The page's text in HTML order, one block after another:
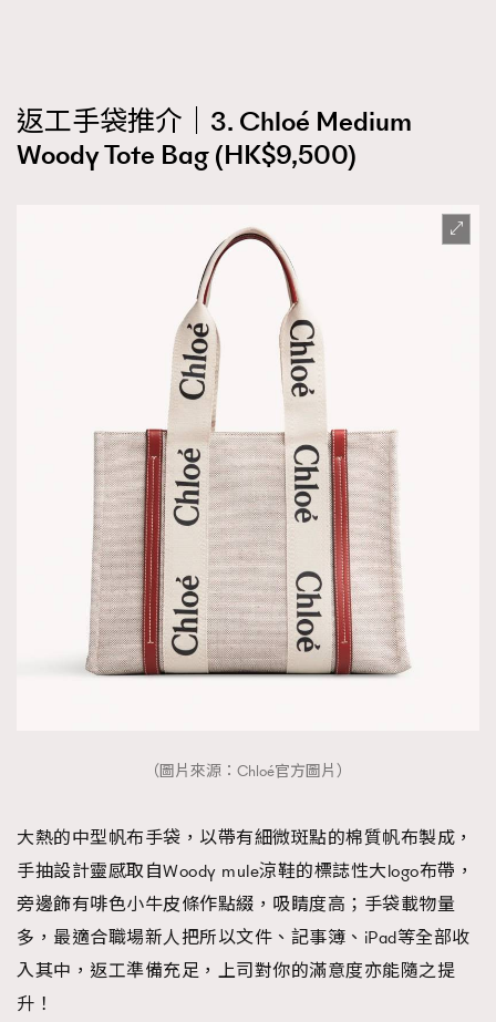
返工手袋推介｜3. Chloé Medium
Woody Tote Bag (HK$9,500)
（圖片來源：Chloé官方圖片）
大熱的中型帆布手袋，以帶有細微斑點的棉質帆布製成，
手抽設計靈感取自Woody mule涼鞋的標誌性大logo布帶，
旁邊飾有啡色小牛皮條作點綴，吸睛度高；手袋載物量
多，最適合職場新人把所以文件、記事簿、iPad等全部收
入其中，返工準備充足，上司對你的滿意度亦能隨之提
升！